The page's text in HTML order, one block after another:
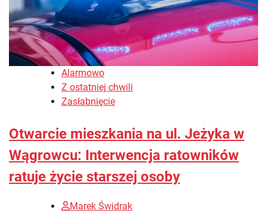
Alarmowo
Z ostatniej chwili
Zasłabnięcie
Otwarcie mieszkania na ul. Jeżyka w
Wągrowcu: Interwencja ratowników
ratuje życie starszej osoby
Marek Świdrak